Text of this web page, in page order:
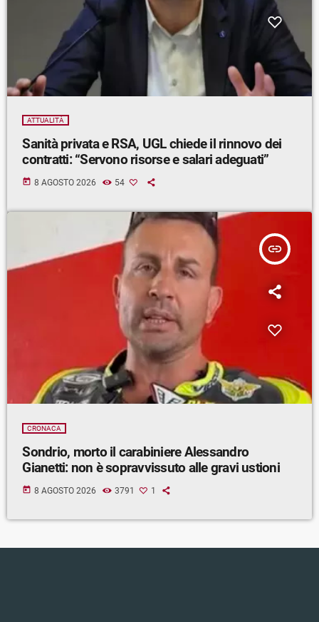
ATTUALITÀ
Sanità privata e RSA, UGL chiede il rinnovo dei
contratti: “Servono risorse e salari adeguati”
today 8 AGOSTO 2026 54
insert_link
CRONACA
Sondrio, morto il carabiniere Alessandro
Gianetti: non è sopravvissuto alle gravi ustioni
today 8 AGOSTO 2026 3791 1